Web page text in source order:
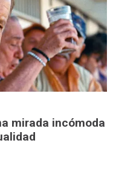
mirada incómoda